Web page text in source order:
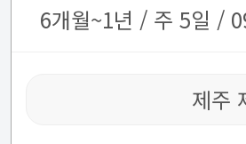
6개월~1년 / 주 5일 /
제주